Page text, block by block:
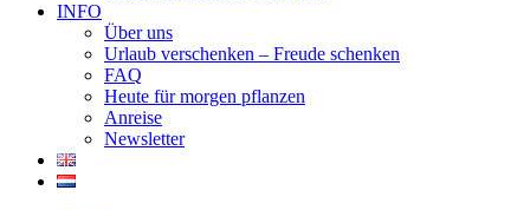
INFO
Über uns
Urlaub verschenken – Freude schenken
FAQ
Heute für morgen pflanzen
Anreise
Newsletter